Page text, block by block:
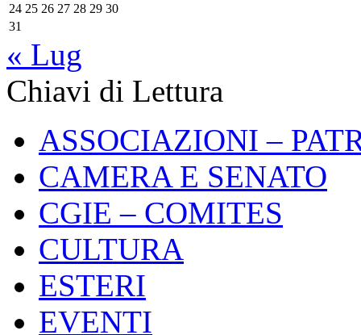
24 25 26 27 28 29 30
31
« Lug
Chiavi di Lettura
ASSOCIAZIONI –
CAMERA E SENATO
CGIE – COMITES
CULTURA
ESTERI
EVENTI